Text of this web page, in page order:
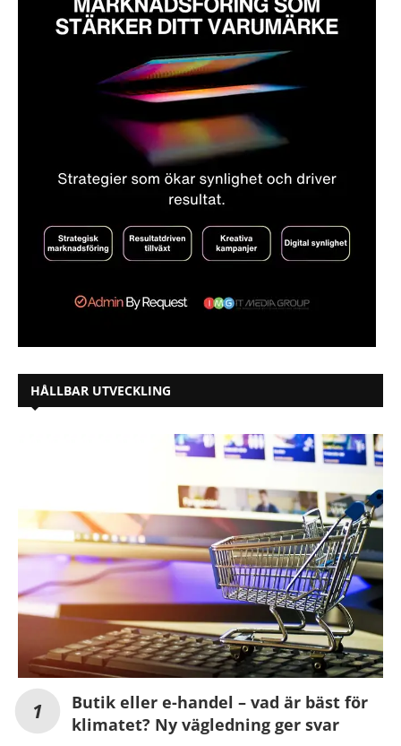
HÅLLBAR UTVECKLING
Butik eller e-handel – vad är bäst för
klimatet? Ny vägledning ger svar